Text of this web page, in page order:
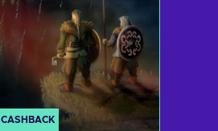
CASHBACK